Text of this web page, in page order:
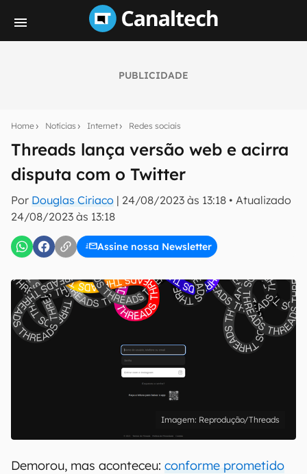
PUBLICIDADE
Home Notícias Internet Redes sociais
Threads lança versão web e acirra
disputa com o Twitter
Por Douglas Ciriaco | 24/08/2023 às 13:18 • Atualizado
24/08/2023 às 13:18
Assine nossa Newsletter
notícias e reviews sobre tecnologia em primeira
E-mail
Uso e Política de Privacidade do Canaltech.
Reprodução/Threads
Demorou, mas aconteceu: conforme prometido